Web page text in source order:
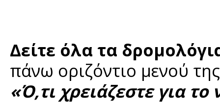
Δείτε όλα τα
πάνω οριζόντιο μενού
«Ό,τι χρειάζεστε για το